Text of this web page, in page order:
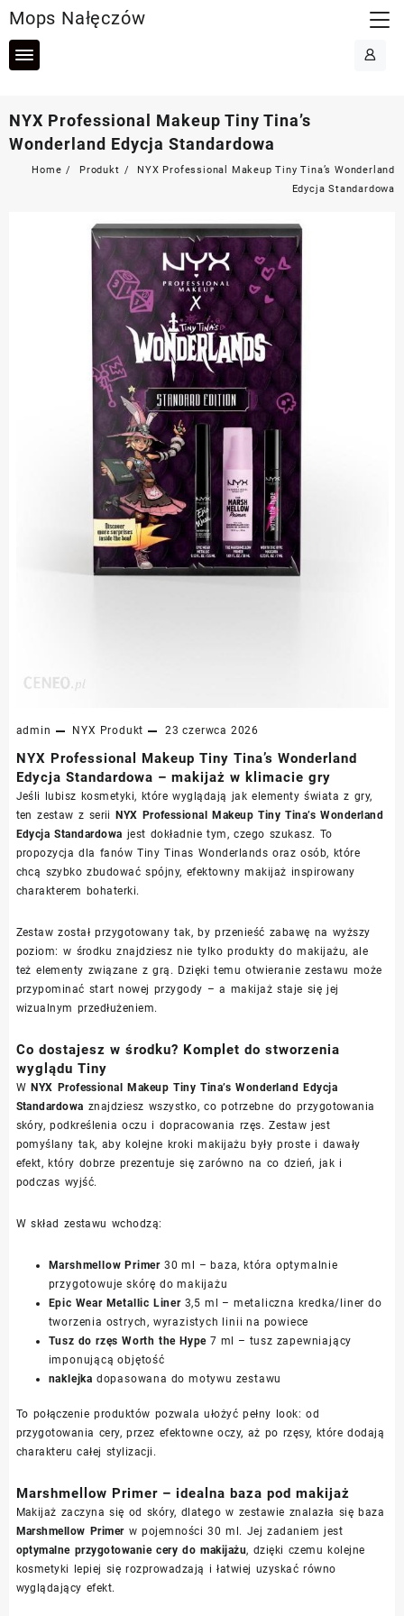
to
content
Mops Nałęczów
NYX Professional Makeup Tiny Tina’s
Wonderland Edycja Standardowa
Home Produkt
NYX Professional Makeup Tiny Tina’s Wonderland
Edycja Standardowa
admin NYX Produkt 23 czerwca 2026
NYX Professional Makeup Tiny Tina’s Wonderland
Edycja Standardowa – makijaż w klimacie gry
Jeśli lubisz kosmetyki, które wyglądają jak elementy świata z gry,
ten zestaw z serii
NYX Professional Makeup Tiny Tina’s Wonderland
Edycja Standardowa jest dokładnie tym, czego szukasz. To
propozycja dla fanów Tiny Tinas Wonderlands oraz osób, które
chcą szybko zbudować spójny, efektowny makijaż inspirowany
charakterem bohaterki.
Zestaw został przygotowany tak, by przenieść zabawę na wyższy
poziom: w środku znajdziesz nie tylko produkty do makijażu, ale
też elementy związane z grą. Dzięki temu otwieranie zestawu może
przypominać start nowej przygody – a makijaż staje się jej
wizualnym przedłużeniem.
Co dostajesz w środku? Komplet do stworzenia
wyglądu Tiny
W NYX Professional Makeup Tiny Tina’s Wonderland Edycja
Standardowa znajdziesz wszystko, co potrzebne do przygotowania
skóry, podkreślenia oczu i dopracowania rzęs. Zestaw jest
pomyślany tak, aby kolejne kroki makijażu były proste i dawały
efekt, który dobrze prezentuje się zarówno na co dzień, jak i
podczas wyjść.
W skład zestawu wchodzą:
Marshmellow Primer30 ml – baza, która optymalnie
przygotowuje skórę do makijażu
Epic Wear Metallic Liner3,5 ml – metaliczna kredka/liner do
tworzenia ostrych, wyrazistych linii na powiece
Tusz do rzęs Worth the Hype 7 ml – tusz zapewniający
imponującą objętość
naklejka dopasowana do motywu zestawu
To połączenie produktów pozwala ułożyć pełny look: od
przygotowania cery, przez efektowne oczy, aż po rzęsy, które dodają
charakteru całej stylizacji.
Marshmellow Primer – idealna baza pod makijaż
Makijaż zaczyna się od skóry, dlatego w zestawie znalazła się baza
Marshmellow Primerw pojemności 30 ml. Jej zadaniem jest
optymalne przygotowanie cery do makijażu, dzięki czemu kolejne
kosmetyki lepiej się rozprowadzają i łatwiej uzyskać równo
wyglądający efekt.